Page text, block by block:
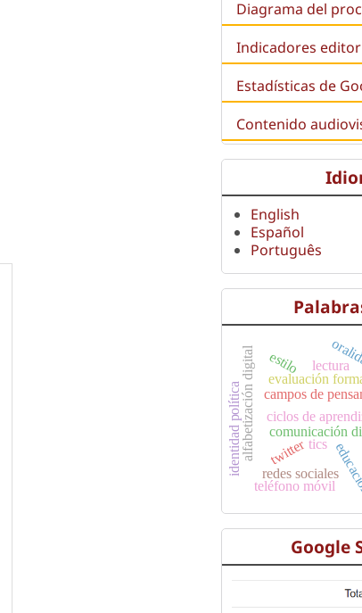
Diagrama del
Indicadores
Estadísticas de
Contenido
English
Español
Português
comunicación
alfabetización digital tics
campos de
ciclos de
evaluación
redes sociales
estilo
identidad política
lectura
twitter
teléfono móvil
Google